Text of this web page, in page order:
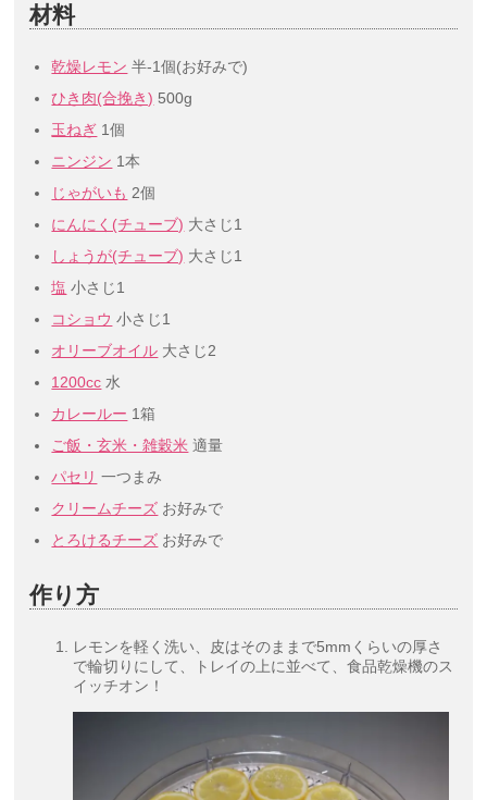
材料
乾燥レモン 半-1個(お好みで)
ひき肉(合挽き) 500g
玉ねぎ 1個
ニンジン 1本
じゃがいも 2個
にんにく(チューブ) 大さじ1
しょうが(チューブ) 大さじ1
塩 小さじ1
コショウ 小さじ1
オリーブオイル 大さじ2
1200cc 水
カレールー 1箱
ご飯・玄米・雑穀米 適量
パセリ 一つまみ
クリームチーズ お好みで
とろけるチーズ お好みで
作り方
レモンを軽く洗い、皮はそのままで5mmくらいの厚さ
で輪切りにして、トレイの上に並べて、食品乾燥機のス
イッチオン！